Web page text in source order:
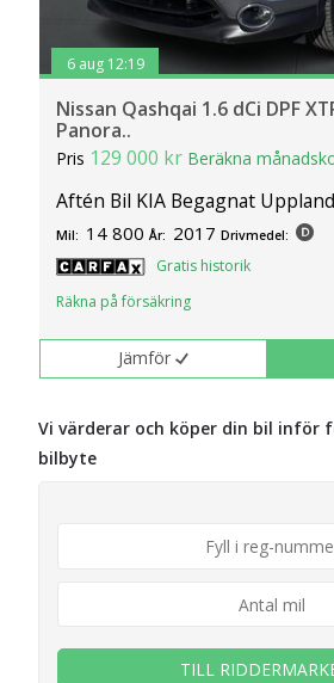
6 aug 12:19
Nissan Qashqai 1.6 dCi DPF
Panora..
Pris 129 000 kr Beräkna
Aftén Bil KIA Begagnat
Mil: 14 800 År: 2017 Drivmedel:
Gratis historik
Räkna på försäkring
Jämför
Vi värderar och köper din bil inför
bilbyte
TILL